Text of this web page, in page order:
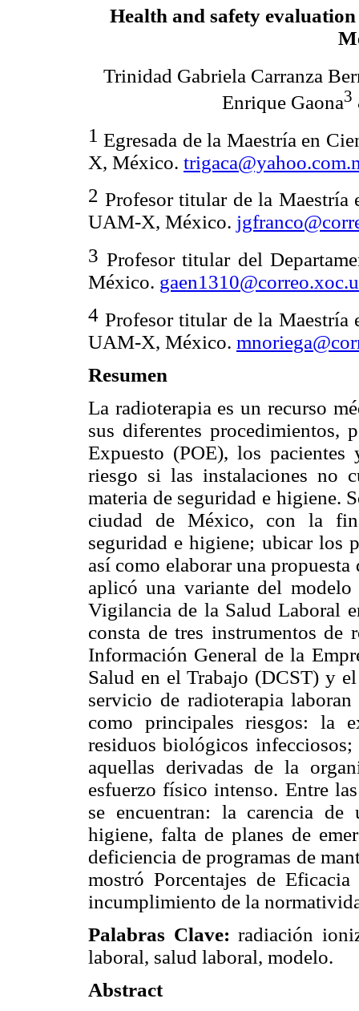
Healthand safety
Trinidad Gabriela Carranza
Enrique Gaona3
1 Egresada de la Maestría en
X, México.
2 Profesor titular de la Maestría
UAM-X, México.
3 Profesor titular del
México.
4 Profesor titular de la Maestría
UAM-X, México.
Resumen
La radioterapia es un recurso
sus diferentes procedimientos,
Expuesto (POE), los
riesgo si las instalaciones no
materia de seguridad e higiene.
ciudad de México, con la
seguridad e higiene; ubicar los
así como elaborar una
aplicó una variante del
Vigilancia de la Salud Laboral
consta de tres instrumentos de
Información General de la
Salud en el Trabajo (DCST) y
servicio de radioterapia
como principales riesgos: la
residuos biológicos
aquellas derivadas de la
esfuerzo físico intenso. Entre
se encuentran: la carencia
higiene, falta de planes de
deficiencia de programas de
mostró Porcentajes de
incumplimiento de la
Palabras Clave: radiación
laboral, salud laboral, modelo.
Abstract